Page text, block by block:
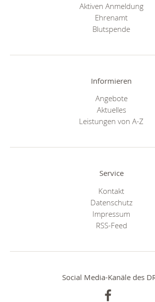
Aktiven Anmeldung
Ehrenamt
Blutspende
Informieren
Angebote
Aktuelles
Leistungen von A-Z
Service
Kontakt
Datenschutz
Impressum
RSS-Feed
Social Media-Kanäle des